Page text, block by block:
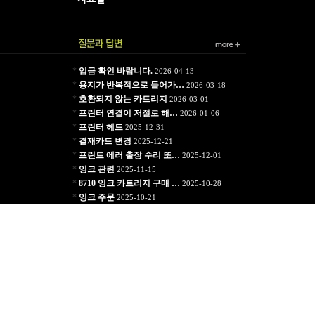
* 입금 확인 바랍니다.2026-04-13
* 용지가 반복적으로 들어가… 2026-03-18
* 호환되지 않는 카트리지 2026-03-01
* 프린터 연결이 저절로 해… 2026-01-06
* 프린터 헤드 2025-12-31
* 결재카드 변경 2025-12-21
* 프린트 에러 출장 수리 또… 2025-12-01
* 잉크 관련 2025-11-15
* 8710 잉크 카트리지 구매 … 2025-10-28
* 잉크 주문2025-10-21